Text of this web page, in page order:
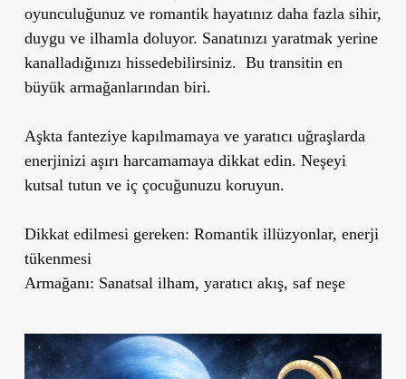
oyunculuğunuz ve romantik hayatınız daha fazla sihir,
duygu ve ilhamla doluyor. Sanatınızı yaratmak yerine
kanalladığınızı hissedebilirsiniz. Bu transitin en
büyük armağanlarından biri.
Aşkta fanteziye kapılmamaya ve yaratıcı uğraşlarda
enerjinizi aşırı harcamamaya dikkat edin. Neşeyi
kutsal tutun ve iç çocuğunuzu koruyun.
Dikkat edilmesi gereken: Romantik illüzyonlar, enerji
tükenmesi
Armağanı: Sanatsal ilham, yaratıcı akış, saf neşe